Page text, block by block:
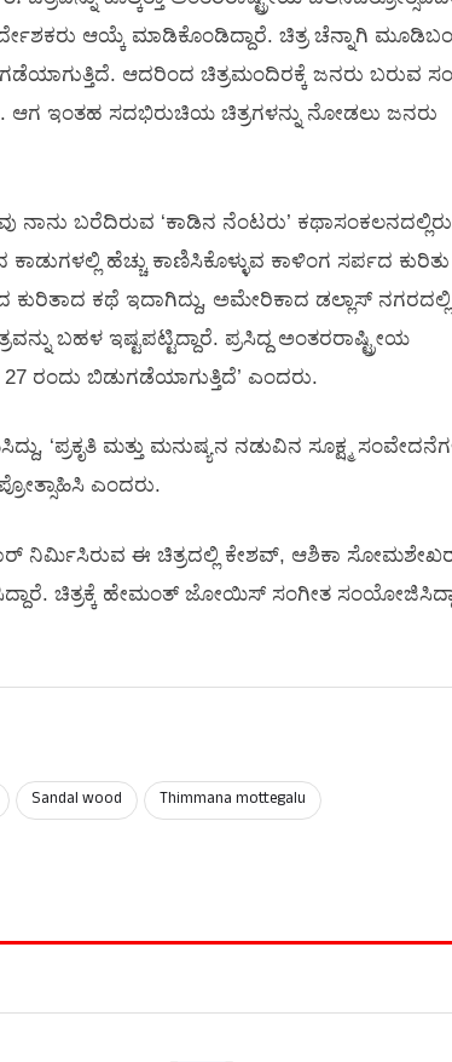
ಆಯ್ಕೆ ಮಾಡಿಕೊಂಡಿದ್ದಾರೆ‌. ಚಿತ್ರ ಚೆನ್ನಾಗಿ
ಆದರಿಂದ ಚಿತ್ರಮಂದಿರಕ್ಕೆ ಜನರು ಬರುವ
ಇಂತಹ ಸದಭಿರುಚಿಯ ಚಿತ್ರಗಳನ್ನು ನೋಡಲು ಜನರು
ನಾನು ಬರೆದಿರುವ ‘ಕಾಡಿನ ನೆಂಟರು’
ಹೆಚ್ಚು ಕಾಣಿಸಿಕೊಳ್ಳುವ ಕಾಳಿಂಗ ಸರ್ಪದ ಕುರಿತು
ಕುರಿತಾದ ಕಥೆ ಇದಾಗಿದ್ದು, ಅಮೇರಿಕಾದ ಡಲ್ಲಾಸ್‍ ನಗರದಲ್ಲಿ
ಬಹಳ ಇಷ್ಟಪಟ್ಟಿದ್ದಾರೆ. ಪ್ರಸಿದ್ದ ಅಂತರರಾಷ್ಟ್ರೀಯ
ರಂದು ಬಿಡುಗಡೆಯಾಗುತ್ತಿದೆ’ ಎಂದರು.
‘ಪ್ರಕೃತಿ ಮತ್ತು ಮನುಷ್ಯನ ನಡುವಿನ ಸೂಕ್ಷ್ಮ
ಎಂದರು.
ನಿರ್ಮಿಸಿರುವ ಈ ಚಿತ್ರದಲ್ಲಿ ಕೇಶವ್, ಆಶಿಕಾ
ಚಿತ್ರಕ್ಕೆ ಹೇಮಂತ್‍ ಜೋಯಿಸ್‍ ಸಂಗೀತ
Sandal wood Thimmana mottegalu